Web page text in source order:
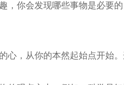
，你会发现哪些事物是必要
心，从你的本然起始点开始。